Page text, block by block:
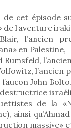
de cet épisode
de l’aventure
l’ancien
en Palestine,
Rumsfeld,
l’ancien
faucon John
de la
ainsi
massive»